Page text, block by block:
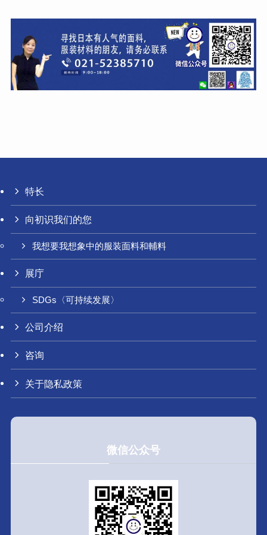
特长
向初识我们的您
我想要我想象中的服装面料和輔料
展庁
SDGs〈可持续发展〉
公司介绍
咨询
关于隐私政策
微信公众号